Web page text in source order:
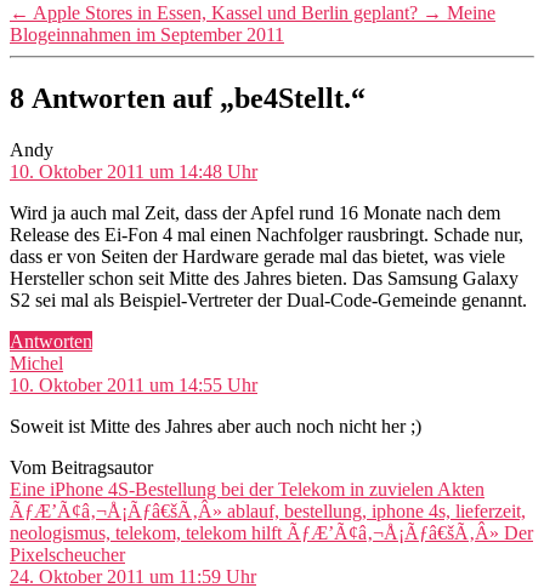
← Apple Stores in Essen, Kassel und Berlin geplant? → Meine
Blogeinnahmen im September 2011
8 Antworten auf „be4Stellt.“
Andysagt:
10. Oktober 2011 um 14:48 Uhr
Wird ja auch mal Zeit, dass der Apfel rund 16 Monate nach dem
Release des Ei-Fon 4 mal einen Nachfolger rausbringt. Schade nur,
dass er von Seiten der Hardware gerade mal das bietet, was viele
Hersteller schon seit Mitte des Jahres bieten. Das Samsung Galaxy
S2 sei mal als Beispiel-Vertreter der Dual-Code-Gemeinde genannt.
Antworten
Michel
10. Oktober 2011 um 14:55 Uhr
Soweit ist Mitte des Jahres aber auch noch nicht her ;)
Vom Beitragsautor
Eine iPhone 4S-Bestellung bei der Telekom in zuvielen Akten
ÃƒÆ’Ã¢â‚¬Å¡Ãƒâ€šÃ‚Â» ablauf, bestellung, iphone 4s, lieferzeit,
neologismus, telekom, telekom hilft ÃƒÆ’Ã¢â‚¬Å¡Ãƒâ€šÃ‚Â» Der
Pixelscheuchersagt:
24. Oktober 2011 um 11:59 Uhr